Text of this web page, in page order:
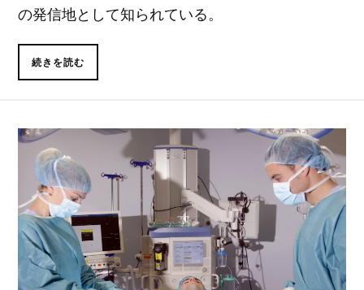
の発信地として知られている。
続きを読む